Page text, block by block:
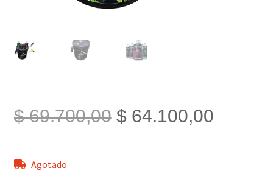
$69.700,00 El
$64.100,00El
Agotado